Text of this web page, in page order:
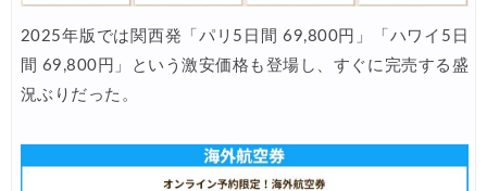
2025年版では関西発「パリ5日間 69,800円」「ハワイ5日
間 69,800円」という激安価格も登場し、すぐに完売する盛
況ぶりだった。